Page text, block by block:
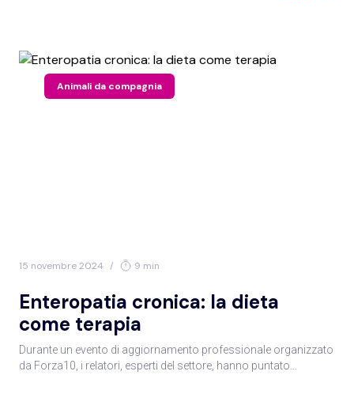
Animali da compagnia
15 novembre 2024 / 9 min
Enteropatia cronica: la dieta
come terapia
Durante un evento di aggiornamento professionale organizzato
da Forza10, i relatori, esperti del settore, hanno puntato